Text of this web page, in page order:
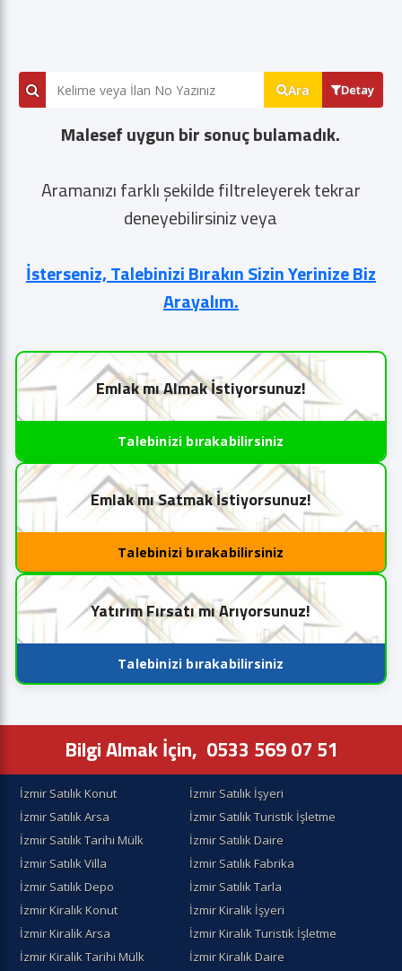
Ara Detay
Malesef uygun bir sonuç bulamadık.
Aramanızı farklı şekilde filtreleyerek tekrar
deneyebilirsiniz veya
İsterseniz, Talebinizi Bırakın Sizin Yerinize Biz
Arayalım.
Emlak mı Almak İstiyorsunuz!
Talebinizi bırakabilirsiniz
Emlak mı Satmak İstiyorsunuz!
Talebinizi bırakabilirsiniz
Yatırım Fırsatı mı Arıyorsunuz!
Talebinizi bırakabilirsiniz
Bilgi Almak İçin, 0533 569 07 51
İzmir Satılık Konut
İzmir Satılık İşyeri
İzmir Satılık Arsa
İzmir Satılık Turistik İşletme
İzmir Satılık Tarihi Mülk
İzmir Satılık Daire
İzmir Satılık Villa
İzmir Satılık Fabrika
İzmir Satılık Depo
İzmir Satılık Tarla
İzmir Kiralık Konut
İzmir Kiralik İşyeri
İzmir Kiralik Arsa
İzmir Kiralık Turistik İşletme
İzmir Kiralik Tarihi Mülk
İzmir Kiralık Daire